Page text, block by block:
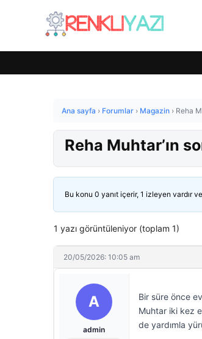
Ana sayfa › Forumlar › Magazin › Reha
Reha Muhtar’ın
Bu konu 0 yanıt içerir, 1 izleyen vardır
1 yazı görüntüleniyor (toplam 1)
20/05/2026: 10:05 am
A
admin
Bir süre önce
Muhtar iki kez
de yardımla